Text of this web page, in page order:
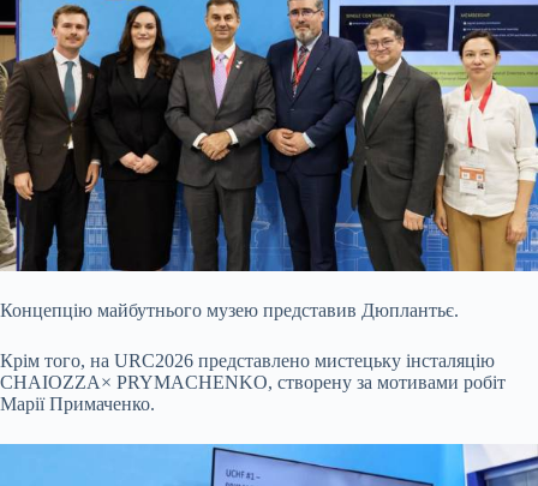
Концепцію майбутнього музею представив Дюплантьє.
Крім того, на URC2026 представлено мистецьку інсталяцію
CHAIOZZA× PRYMACHENKO, створену за мотивами робіт
Марії Примаченко.